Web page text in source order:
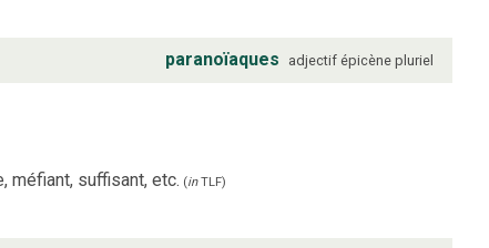
paranoïaques adjectif épicène pluriel
méfiant, suffisant, etc. (inTLF)